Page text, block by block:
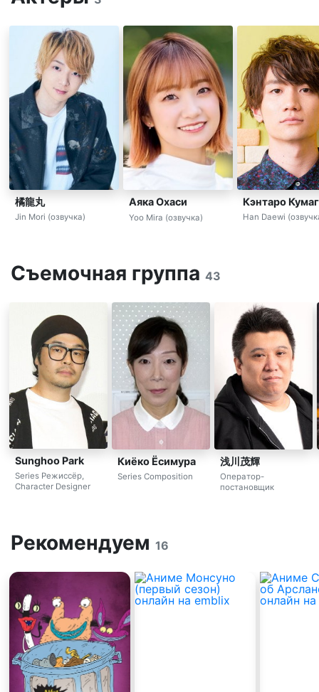
橘龍丸
Jin Mori (озвучка)
Аяка Охаси
Yoo Mira (озвучка)
Кэнтаро
Han Daewi
Съемочная группа 43
Sunghoo Park
Series Режиссёр,
Character Designer
Киёко Ёсимура
Series Composition
浅川茂輝
Оператор-
постановщик
Рекомендуем 16